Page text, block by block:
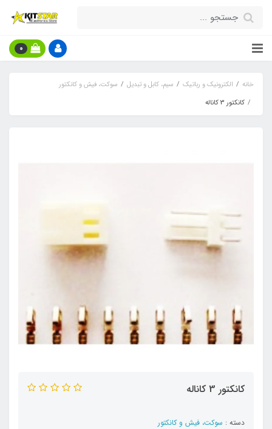
0
خانه الکترونیک و رباتیک سیم، کابل و تبدیل
سوکت، فیش و کانکتور
کانکتور 3 کاناله
کانکتور 3 کاناله
دسته : سوکت، فیش و کانکتور